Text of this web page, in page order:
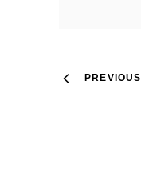
PREVIOUS